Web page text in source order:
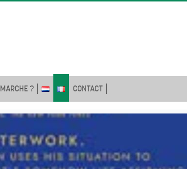
? CONTACT